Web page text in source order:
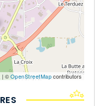
| ©OpenStreetMapcontributors